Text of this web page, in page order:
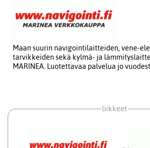
Maan suurin navigointilaitteiden, vene-
tarvikkeiden sekä kylmä- ja
MARINEA. Luotettavaa palvelua jo
liikkeet